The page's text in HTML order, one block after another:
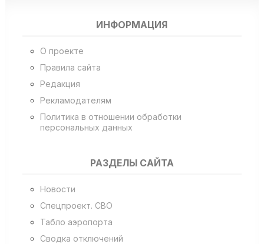
ИНФОРМАЦИЯ
О проекте
Правила сайта
Редакция
Рекламодателям
Политика в отношении обработки
персональных данных
РАЗДЕЛЫ САЙТА
Новости
Спецпроект. СВО
Табло аэропорта
Сводка отключений